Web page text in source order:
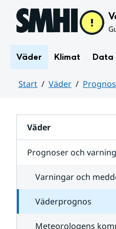
Hoppa till sidans innehåll
Väder Klimat Data
Start Väder
Väder
Prognoser och
Varningar och
Väderprognos
Meteorologens